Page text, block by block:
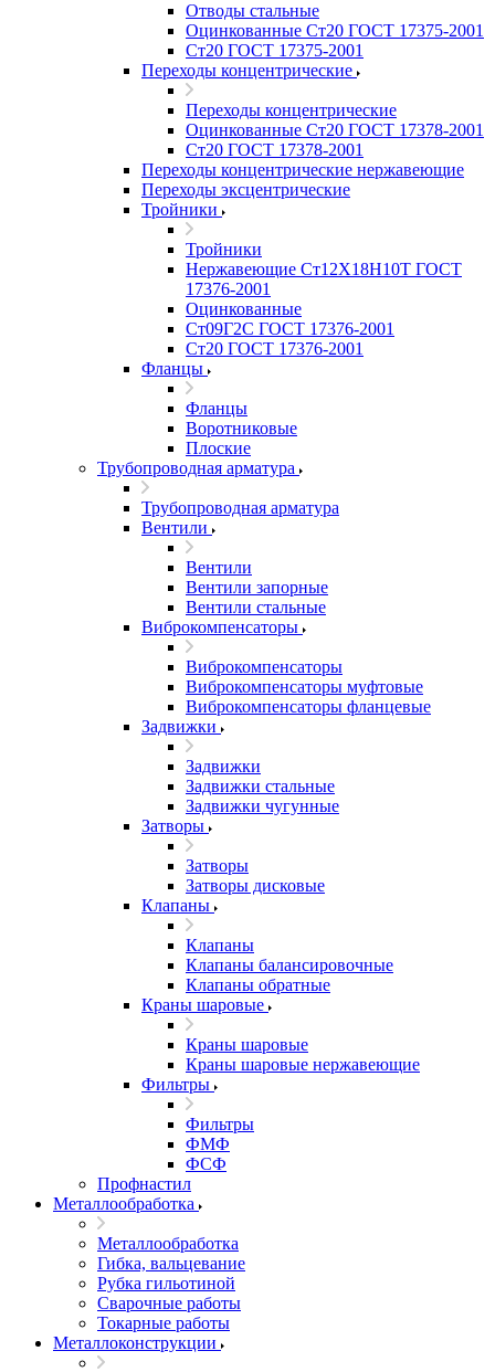
Отводы стальные
Оцинкованные Ст20 ГОСТ 17375-2001
Ст20 ГОСТ 17375-2001
Переходы концентрические
Переходы концентрические
Оцинкованные Ст20 ГОСТ 17378-2001
Ст20 ГОСТ 17378-2001
Переходы концентрические нержавеющие
Переходы эксцентрические
Тройники
Тройники
Нержавеющие Ст12Х18Н10Т ГОСТ
17376-2001
Оцинкованные
Ст09Г2С ГОСТ 17376-2001
Ст20 ГОСТ 17376-2001
Фланцы
Фланцы
Воротниковые
Плоские
Трубопроводная арматура
Трубопроводная арматура
Вентили
Вентили
Вентили запорные
Вентили стальные
Виброкомпенсаторы
Виброкомпенсаторы
Виброкомпенсаторы муфтовые
Виброкомпенсаторы фланцевые
Задвижки
Задвижки
Задвижки стальные
Задвижки чугунные
Затворы
Затворы
Затворы дисковые
Клапаны
Клапаны
Клапаны балансировочные
Клапаны обратные
Краны шаровые
Краны шаровые
Краны шаровые нержавеющие
Фильтры
Фильтры
ФМФ
ФСФ
Профнастил
Металлообработка
Металлообработка
Гибка, вальцевание
Рубка гильотиной
Сварочные работы
Токарные работы
Металлоконструкции